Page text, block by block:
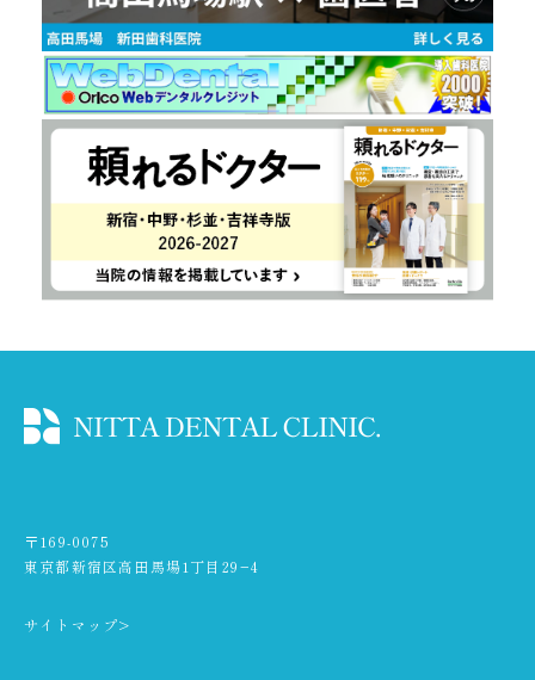
〒169-0075
東京都新宿区高田馬場1丁目29−4
サイトマップ>